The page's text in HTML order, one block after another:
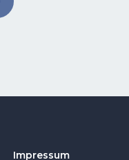
Impressum